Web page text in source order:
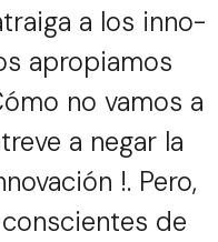
a los inno-
apropiamos
no vamos a
a negar la
!. Pero,
de